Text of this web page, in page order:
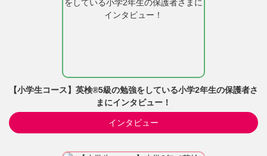
【小学生コース】英検®5級の勉強をしている小学2年生の保護者さ
まにインタビュー！
インタビュー